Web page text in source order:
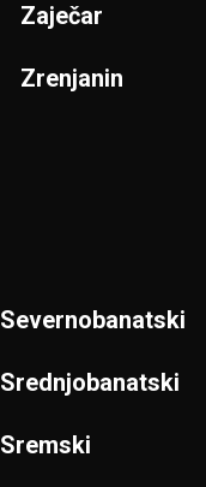
Zaječar
Zrenjanin
Severnobanatski
Srednjobanatski
Sremski